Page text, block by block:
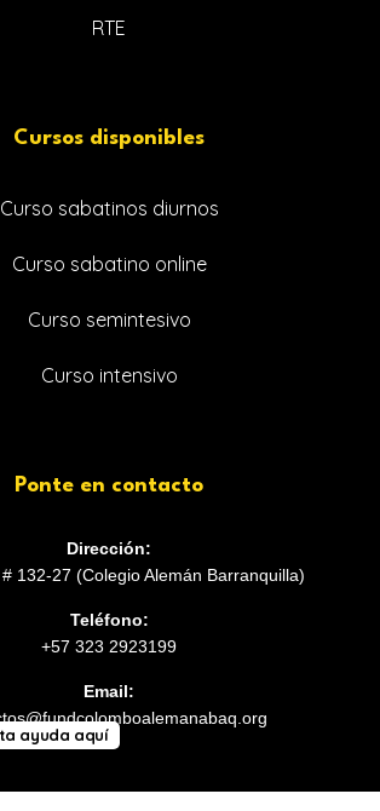
RTE
Cursos disponibles
Curso sabatinos diurnos
Curso sabatino online
Curso semintesivo
Curso intensivo
Ponte en contacto
Dirección:
132-27 (Colegio Alemán Barranquilla)
Teléfono:
+57 323 2923199
Email:
ayuda aquí